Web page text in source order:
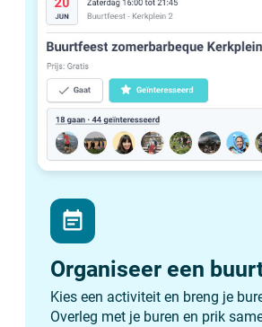
event_note
Organiseer een
Kies een activiteit en breng je
Overleg met je buren en prik